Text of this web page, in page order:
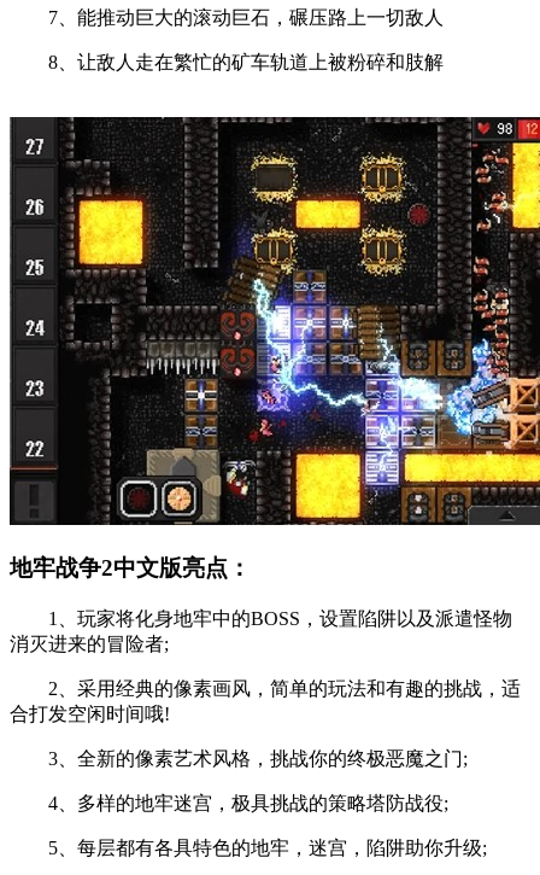
7、能推动巨大的滚动巨石，碾压路上一切敌人
8、让敌人走在繁忙的矿车轨道上被粉碎和肢解
地牢战争2中文版亮点：
1、玩家将化身地牢中的BOSS，设置陷阱以及派遣怪物
消灭进来的冒险者;
2、采用经典的像素画风，简单的玩法和有趣的挑战，适
合打发空闲时间哦!
3、全新的像素艺术风格，挑战你的终极恶魔之门;
4、多样的地牢迷宫，极具挑战的策略塔防战役;
5、每层都有各具特色的地牢，迷宫，陷阱助你升级;